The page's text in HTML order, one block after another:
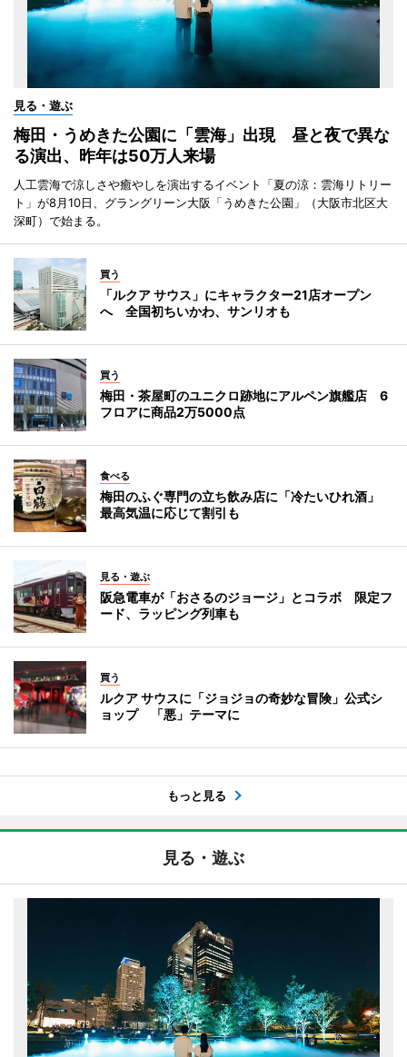
見る・遊ぶ
梅田・うめきた公園に「雲海」出現 昼と夜で異な
る演出、昨年は50万人来場
人工雲海で涼しさや癒やしを演出するイベント「夏の涼：雲海リトリー
ト」が8月10日、グラングリーン大阪「うめきた公園」（大阪市北区大
深町）で始まる。
買う
「ルクア サウス」にキャラクター21店オープン
へ 全国初ちいかわ、サンリオも
買う
梅田・茶屋町のユニクロ跡地にアルペン旗艦店 6
フロアに商品2万5000点
食べる
梅田のふぐ専門の立ち飲み店に「冷たいひれ酒」
最高気温に応じて割引も
見る・遊ぶ
阪急電車が「おさるのジョージ」とコラボ 限定フ
ード、ラッピング列車も
買う
ルクア サウスに「ジョジョの奇妙な冒険」公式シ
ョップ 「悪」テーマに
もっと見る
見る・遊ぶ